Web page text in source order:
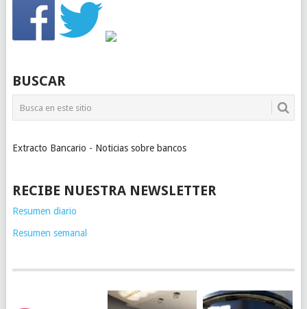
BUSCAR
Extracto Bancario - Noticias sobre bancos
RECIBE NUESTRA NEWSLETTER
Resumen diario
Resumen semanal